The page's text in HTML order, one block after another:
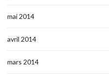
mai 2014
avril 2014
mars 2014